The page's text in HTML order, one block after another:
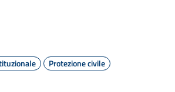
Protezione civile